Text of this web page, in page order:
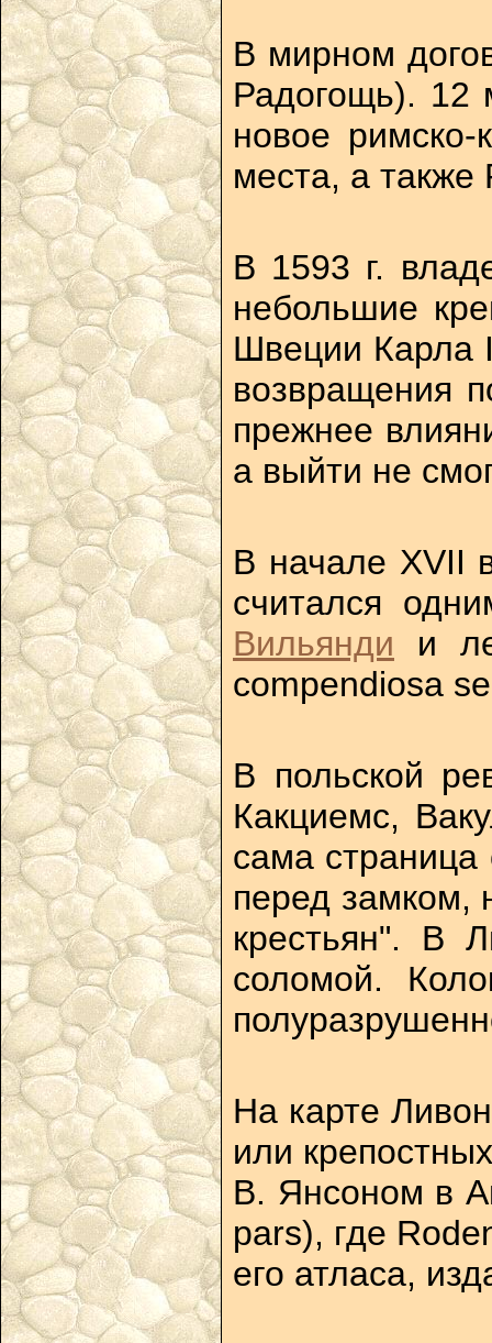
В мирном
Радогощь). 12
новое
места, а также
В 1593 г.
небольшие
Швеции Карла
возвращения
прежнее
а выйти не
В начале XVII
считался
Вильянди и
compendiosa
В польской
Какциемс,
сама страница
перед замком,
крестьян". В
соломой.
На карте
или
В. Янсоном в
pars), где
его атласа,